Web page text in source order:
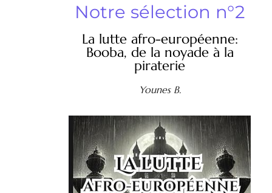
Notre sélection n°2
La lutte afro-européenne:
Booba, de la noyade à la
piraterie
Younes B.